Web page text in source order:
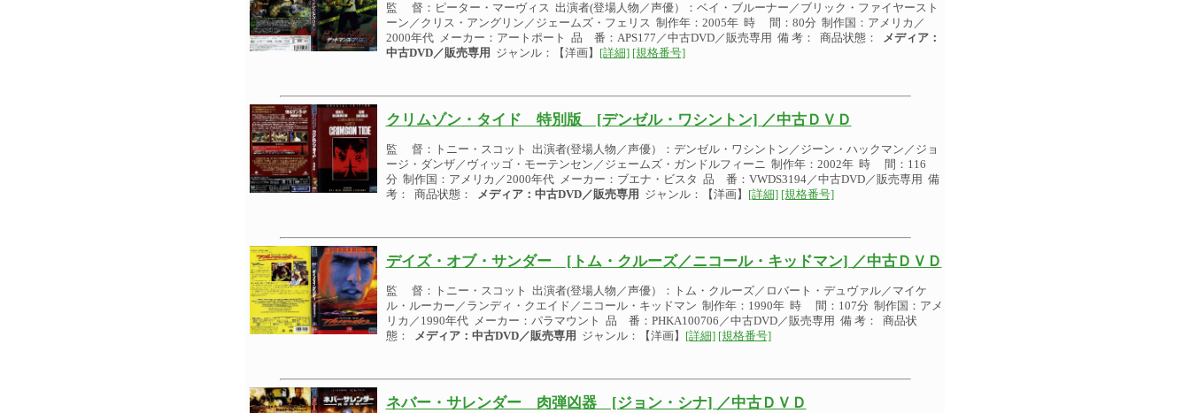
監 督：ピーター・マーヴィス 出演者(登場人物／声優）：ベイ・ブルーナー／ブリック・ファイヤースト
ーン／クリス・アングリン／ジェームズ・フェリス 制作年：2005年 時 間：80分 制作国：アメリカ／
2000年代 メーカー：アートポート 品 番：APS177／中古DVD／販売専用 備 考： 商品状態：
メディア：
中古DVD／販売専用
ジャンル：【洋画】 [詳細] [規格番号]
クリムゾン・タイド 特別版 [デンゼル・ワシントン] ／中古ＤＶＤ
監 督：トニー・スコット 出演者(登場人物／声優）：デンゼル・ワシントン／ジーン・ハックマン／ジョ
ージ・ダンザ／ヴィッゴ・モーテンセン／ジェームズ・ガンドルフィーニ 制作年：2002年 時 間：116
分 制作国：アメリカ／2000年代 メーカー：ブエナ・ビスタ 品 番：VWDS3194／中古DVD／販売専用 備
考： 商品状態：
メディア：中古DVD／販売専用 ジャンル：【洋画】 [詳細] [規格番号]
デイズ・オブ・サンダー [トム・クルーズ／ニコール・キッドマン] ／中古ＤＶＤ
監 督：トニー・スコット 出演者(登場人物／声優）：トム・クルーズ／ロバート・デュヴァル／マイケ
ル・ルーカー／ランディ・クエイド／ニコール・キッドマン 制作年：1990年 時 間：107分 制作国：アメ
リカ／1990年代 メーカー：パラマウント 品 番：PHKA100706／中古DVD／販売専用 備 考： 商品状
態：
メディア：中古DVD／販売専用 ジャンル：【洋画】 [詳細] [規格番号]
ネバー・サレンダー 肉弾凶器 [ジョン・シナ] ／中古ＤＶＤ